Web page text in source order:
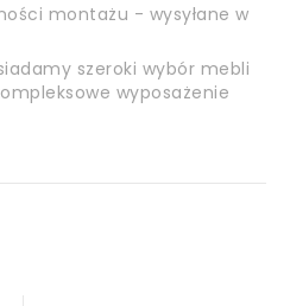
montażu - wysyłane w
szeroki wybór mebli
wyposażenie